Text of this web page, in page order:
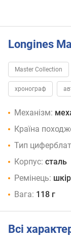
Longines
Master Collection
хронограф
Механізм:
Країна
Тип
Корпус: сталь
Ремінець:
Вага: 118 г
Всі